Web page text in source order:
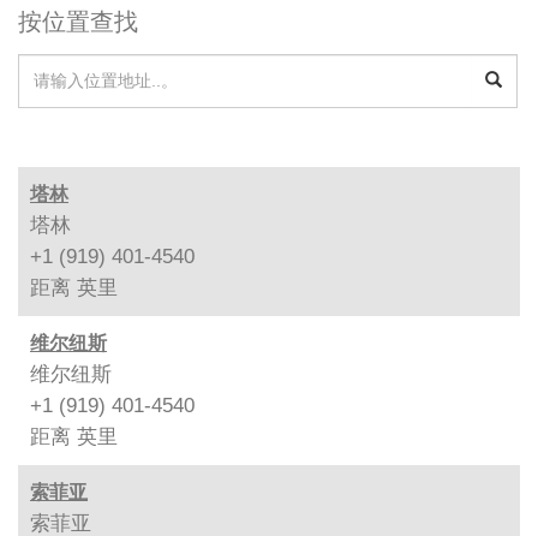
按位置查找
塔林
塔林
+1 (919) 401-4540
距离 英里
维尔纽斯
维尔纽斯
+1 (919) 401-4540
距离 英里
索菲亚
索菲亚